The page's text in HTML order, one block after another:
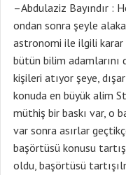
–Abdulaziz Bayındır :
ondan sonra şeyle
astronomi ile ilgili karar
bütün bilim adamlarını
kişileri atıyor şeye,
konuda en büyük alim
müthiş bir baskı var, o
var sonra asırlar
başörtüsü konusu
oldu, başörtüsü